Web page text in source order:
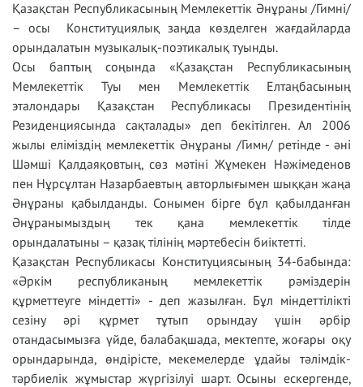
Қазақстан Республикасының Мемлекеттік Әнұраны /Гимні/
– осы Конституциялық заңда көзделген жағдайларда
орындалатын музыкалық-поэтикалық туынды.
Осы баптың соңында «Қазақстан Республикасының
Мемлекеттік Туы мен Мемлекеттік Елтаңбасының
эталондары Қазақстан Республикасы Президентінің
Резиденциясында сақталады» деп бекітілген. Ал 2006
жылы еліміздің мемлекеттік Әнұраны /Гимн/ ретінде - әні
Шәмші Қалдаяқовтың, сөз мәтіні Жұмекен Нәжімеденов
пен Нұрсұлтан Назарбаевтың авторлығымен шыққан жаңа
Әнұраны қабылданды. Сонымен бірге бұл қабылданған
Әнұранымыздың тек қана мемлекеттік тілде
орындалатыны – қазақ тілінің мәртебесін биіктетті.
Қазақстан Республикасы Конституциясының 34-бабында:
«Әркім республиканың мемлекеттік рәміздерін
құрметтеуге міндетті» - деп жазылған. Бұл міндеттілікті
сезіну әрі құрмет тұтып орындау үшін әрбір
отандасымызға үйде, балабақшада, мектепте, жоғары оқу
орындарында, өндірісте, мекемелерде ұдайы тәлімдік-
тәрбиелік жұмыстар жүргізілуі шарт. Осыны ескергенде,